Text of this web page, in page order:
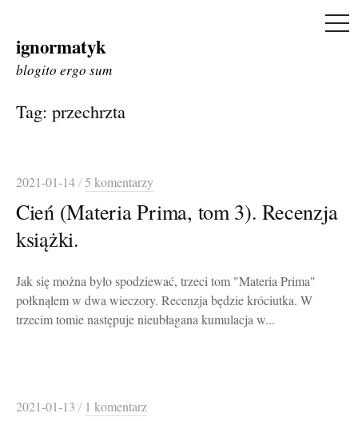
Skip
to
ignormatyk
blogito ergo sum
Tag: przechrzta
2021-01-14/5 komentarzy
Cień (Materia Prima, tom 3). Recenzja
książki.
Jak się można było spodziewać, trzeci tom "Materia Prima"
połknąłem w dwa wieczory. Recenzja będzie króciutka. W
trzecim tomie następuje nieubłagana kumulacja w...
2021-01-13 / 1 komentarz